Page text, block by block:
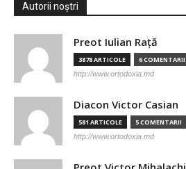
Autorii noștri
Preot Iulian Raţă
3878 ARTICOLE 6 COMENTARII
http://www.ortodoxia.md
Diacon Victor Casian
581 ARTICOLE 5 COMENTARII
http://www.ortodoxia.md